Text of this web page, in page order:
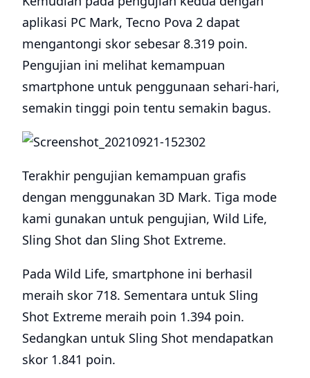
aplikasi PC Mark, Tecno Pova 2 dapat
mengantongi skor sebesar 8.319 poin.
Pengujian ini melihat kemampuan
smartphone untuk penggunaan sehari-hari,
semakin tinggi poin tentu semakin bagus.
Terakhir pengujian kemampuan grafis
dengan menggunakan 3D Mark. Tiga mode
kami gunakan untuk pengujian, Wild Life,
Sling Shot dan Sling Shot Extreme.
Pada Wild Life, smartphone ini berhasil
meraih skor 718. Sementara untuk Sling
Shot Extreme meraih poin 1.394 poin.
Sedangkan untuk Sling Shot mendapatkan
skor 1.841 poin.